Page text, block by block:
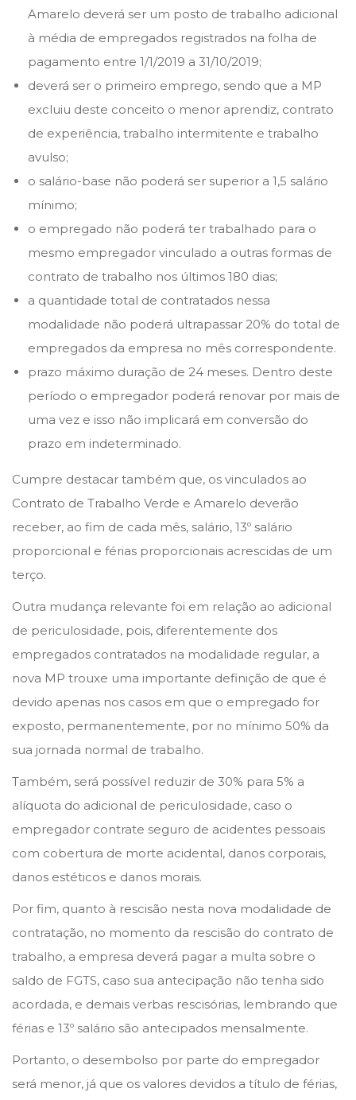
Amarelo deverá ser um posto de trabalho adicional
à média de empregados registrados na folha de
pagamento entre 1/1/2019 a 31/10/2019;
deverá ser o primeiro emprego, sendo que a MP
excluiu deste conceito o menor aprendiz, contrato
de experiência, trabalho intermitente e trabalho
avulso;
o salário-base não poderá ser superior a 1,5 salário
mínimo;
o empregado não poderá ter trabalhado para o
mesmo empregador vinculado a outras formas de
contrato de trabalho nos últimos 180 dias;
a quantidade total de contratados nessa
modalidade não poderá ultrapassar 20% do total de
empregados da empresa no mês correspondente.
prazo máximo duração de 24 meses. Dentro deste
período o empregador poderá renovar por mais de
uma vez e isso não implicará em conversão do
prazo em indeterminado.
Cumpre destacar também que, os vinculados ao
Contrato de Trabalho Verde e Amarelo deverão
receber, ao fim de cada mês, salário, 13º salário
proporcional e férias proporcionais acrescidas de um
terço.
Outra mudança relevante foi em relação ao adicional
de periculosidade, pois, diferentemente dos
empregados contratados na modalidade regular, a
nova MP trouxe uma importante definição de que é
devido apenas nos casos em que o empregado for
exposto, permanentemente, por no mínimo 50% da
sua jornada normal de trabalho.
Também, será possível reduzir de 30% para 5% a
alíquota do adicional de periculosidade, caso o
empregador contrate seguro de acidentes pessoais
com cobertura de morte acidental, danos corporais,
danos estéticos e danos morais.
Por fim, quanto à rescisão nesta nova modalidade de
contratação, no momento da rescisão do contrato de
trabalho, a empresa deverá pagar a multa sobre o
saldo de FGTS, caso sua antecipação não tenha sido
acordada, e demais verbas rescisórias, lembrando que
férias e 13º salário são antecipados mensalmente.
Portanto, o desembolso por parte do empregador
será menor, já que os valores devidos a título de férias,